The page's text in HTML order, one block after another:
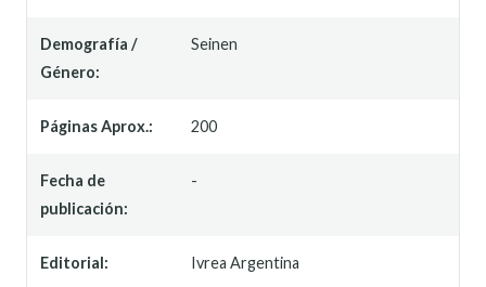
Demografía /
Género:
Seinen
Páginas Aprox.: 200
Fecha de
publicación:
-
Editorial: Ivrea Argentina